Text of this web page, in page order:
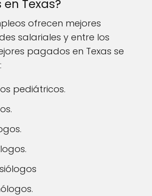
Texas?
ofrecen mejores
salariales y entre los
pagados en Texas se
pediátricos.